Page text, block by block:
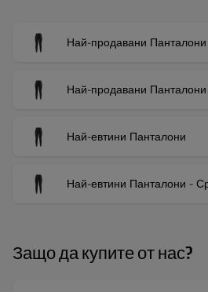
Най-продавани Панталони
Най-продавани
Най-евтини Панталони
Най-евтини Панталони -
Защо да купите от нас?